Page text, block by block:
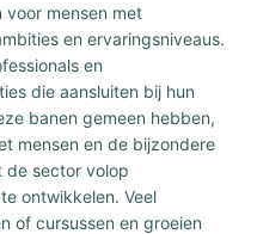
mensen met
en ervaringsniveaus.
en
die aansluiten bij hun
banen gemeen hebben,
mensen en de bijzondere
de sector volop
ontwikkelen. Veel
of cursussen en groeien